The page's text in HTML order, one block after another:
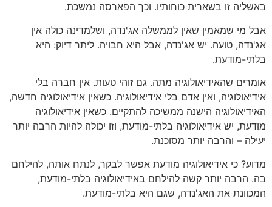
באשליה זו בשארית כוחותיו. וכך הפארסה נמשכת.
אבל מי שמאמין שאין לממשלה אג'נדה, ושלמדינה כולה אין
אג'נדה, טועה. יש אג'נדה, אבל היא חבויה. ליתר דיוק: היא
בלתי-מודעת.
אומרים שהאידיאולוגיה מתה. גם זוהי טעות. אין חברה בלי
אידיאולוגיה, ואין אדם בלי אידיאולוגיה. כשאין אידיאולוגיה חדשה,
האידיאולוגיה הישנה ממשיכה להתקיים. כשאין אידיאולוגיה
מודעת, יש אידיאולוגיה בלתי-מודעת, וזו יכולה להיות הרבה יותר
יעילה – והרבה יותר מסוכנת.
מדוע? כי אידיאולוגיה מודעת אפשר לבקר, לנתח אותה, להילחם
בה. הרבה יותר קשה להילחם באידיאולוגיה בלתי-מודעת,
המכוונת את האג'נדה, שגם היא בלתי-מודעת.